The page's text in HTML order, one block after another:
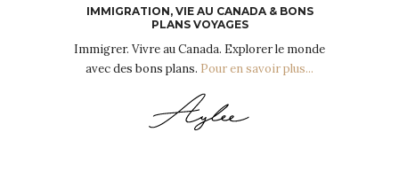
IMMIGRATION, VIE AU CANADA & BONS
PLANS VOYAGES
Immigrer. Vivre au Canada. Explorer le monde
avec des bons plans. Pour en savoir plus...